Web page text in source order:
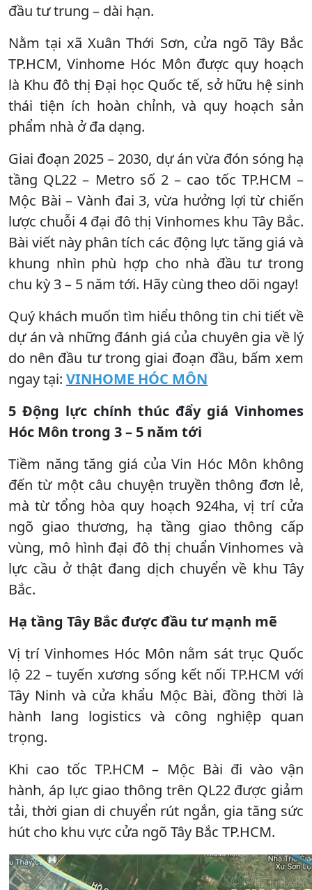
đầu tư trung – dài hạn.
Nằm tại xã Xuân Thới Sơn, cửa ngõ Tây Bắc
TP.HCM, Vinhome Hóc Môn được quy hoạch
là Khu đô thị Đại học Quốc tế, sở hữu hệ sinh
thái tiện ích hoàn chỉnh, và quy hoạch sản
phẩm nhà ở đa dạng.
Giai đoạn 2025 – 2030, dự án vừa đón sóng hạ
tầng QL22 – Metro số 2 – cao tốc TP.HCM –
Mộc Bài – Vành đai 3, vừa hưởng lợi từ chiến
lược chuỗi 4 đại đô thị Vinhomes khu Tây Bắc.
Bài viết này phân tích các động lực tăng giá và
khung nhìn phù hợp cho nhà đầu tư trong
chu kỳ 3 – 5 năm tới. Hãy cùng theo dõi ngay!
Quý khách muốn tìm hiểu thông tin chi tiết về
dự án và những đánh giá của chuyên gia về lý
do nên đầu tư trong giai đoạn đầu, bấm xem
ngay tại: VINHOME HÓC MÔN
5 Động lực chính thúc đẩy giá Vinhomes
Hóc Môn trong 3 – 5 năm tới
Tiềm năng tăng giá của Vin Hóc Môn không
đến từ một câu chuyện truyền thông đơn lẻ,
mà từ tổng hòa quy hoạch 924ha, vị trí cửa
ngõ giao thương, hạ tầng giao thông cấp
vùng, mô hình đại đô thị chuẩn Vinhomes và
lực cầu ở thật đang dịch chuyển về khu Tây
Bắc.
Hạ tầng Tây Bắc được đầu tư mạnh mẽ
Vị trí Vinhomes Hóc Môn nằm sát trục Quốc
lộ 22 – tuyến xương sống kết nối TP.HCM với
Tây Ninh và cửa khẩu Mộc Bài, đồng thời là
hành lang logistics và công nghiệp quan
trọng.
Khi cao tốc TP.HCM – Mộc Bài đi vào vận
hành, áp lực giao thông trên QL22 được giảm
tải, thời gian di chuyển rút ngắn, gia tăng sức
hút cho khu vực cửa ngõ Tây Bắc TP.HCM.